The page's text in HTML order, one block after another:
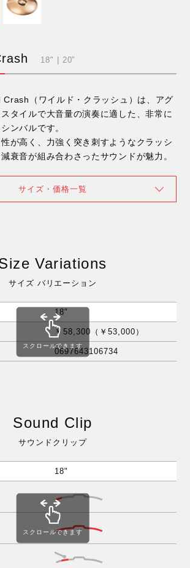
18" | 20"
（ワイルド・クラッシュ）は、アグ
タイルで大音量の演奏に適した、非常に
ンバルです。
が高く、力強く突き刺すようなクラッシ
衰音が組み合わさったサウンドが魅力。
サイズ・価格一覧
Variations
サイズ バリエーション
18"
￥58,300（￥53,000）
0697643106734
スクロールできます
Sound Clip
サウンドクリップ
18"
スクロールできます